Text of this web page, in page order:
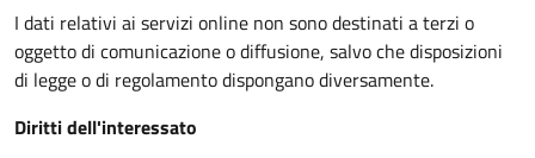
I dati relativi ai servizi online non sono destinati a terzi o
oggetto di comunicazione o diffusione, salvo che disposizioni
di legge o di regolamento dispongano diversamente.
Diritti dell'interessato